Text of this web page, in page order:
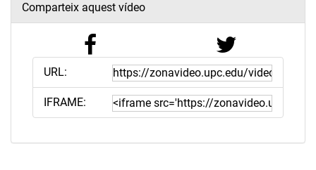
Comparteix aquest vídeo
URL:
IFRAME: